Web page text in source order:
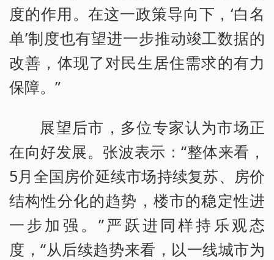
度的作用。在这一政策导向下，‘白名
单’制度也有望进一步推动竣工数据的
改善，体现了对民生居住需求的有力
保障。”
展望后市，多位专家认为市场正
在向好发展。张波表示：“整体来看，
5月全国房价延续市场持续复苏、房价
结构性分化的趋势，楼市的稳定性进
一步加强。”严跃进同样持乐观态
度，“从后续趋势来看，以一线城市为